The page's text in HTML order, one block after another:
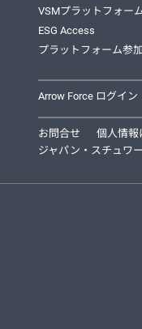
VSMプラットフォー
ESG Access
プラットフォーム参
Arrow Force ログイン
お問合せ
個人情報
ジャパン・スチュワ